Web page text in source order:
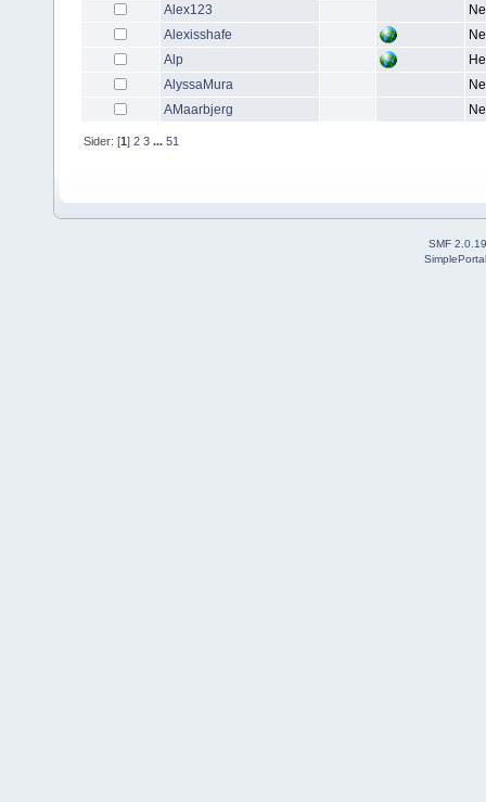
Alex123
Alexisshafe
Alp
AlyssaMura
AMaarbjerg
Sider: [1]2 3 ...51
SMF 2.0.19